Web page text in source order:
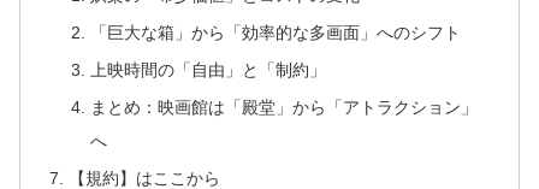
「巨大な箱」から「効率的な多画面」へのシフト
上映時間の「自由」と「制約」
まとめ：映画館は「殿堂」から「アトラクション」
へ
【規約】はここから